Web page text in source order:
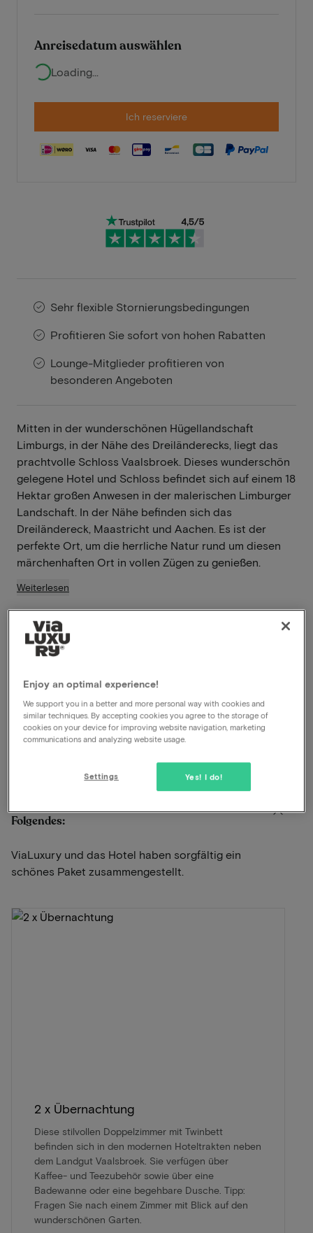
Anreisedatum auswählen
Loading...
Ich reserviere
Sehr flexible Stornierungsbedingungen
Profitieren Sie sofort von hohen Rabatten
Lounge-Mitglieder profitieren von
besonderen Angeboten
Mitten in der wunderschönen Hügellandschaft
Limburgs, in der Nähe des Dreiländerecks, liegt das
prachtvolle Schloss Vaalsbroek. Dieses wunderschön
gelegene Hotel und Schloss befindet sich auf einem 18
Hektar großen Anwesen in der malerischen Limburger
Landschaft. In der Nähe befinden sich das
Dreiländereck, Maastricht und Aachen. Es ist der
perfekte Ort, um die herrliche Natur rund um diesen
märchenhaften Ort in vollen Zügen zu genießen.
Weiterlesen
Bezauberndes Anwesen
In der Nähe von Maastricht
Haustiere erlaubt
Gratis Parkplätze
Hallenschwimmbad und Sauna
Unbegrenzte Nutzung des Wellnessbereichs
Anzeigen auf der Karte
Folgendes:
ViaLuxury und das Hotel haben sorgfältig ein
schönes Paket zusammengestellt.
2 x Übernachtung
Diese stilvollen Doppelzimmer mit Twinbett
befinden sich in den modernen Hoteltrakten neben
dem Landgut Vaalsbroek. Sie verfügen über
Kaffee- und Teezubehör sowie über eine
Badewanne oder eine begehbare Dusche. Tipp:
Fragen Sie nach einem Zimmer mit Blick auf den
wunderschönen Garten.
Enjoy an optimal experience!
We support you in a better and more personal way with cookies and
similar techniques. By accepting cookies you agree to the storage of
cookies on your device for improving website navigation, marketing
communications and analyzing website usage.
Yes! I do!
Settings